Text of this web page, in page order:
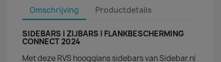
Omschrijving Productdetails
SIDEBARS | ZIJBARS | FLANKBESCHERMING
CONNECT 2024
Met deze RVS hoogglans sidebars van Sidebar.nl